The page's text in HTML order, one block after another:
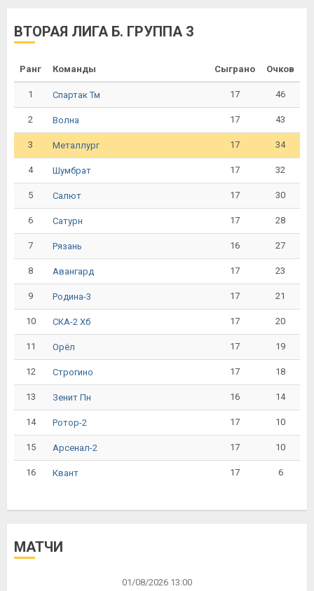
ВТОРАЯ ЛИГА Б. ГРУППА 3
Ранг Команды Сыграно Очков
1 Спартак Тм 17 46
2 Волна 17 43
3 Металлург 17 34
4 Шумбрат 17 32
5 Салют 17 30
6 Сатурн 17 28
7 Рязань 16 27
8 Авангард 17 23
9 Родина-3 17 21
10 СКА-2 Хб 17 20
11 Орёл 17 19
12 Строгино 17 18
13 Зенит Пн 16 14
14 Ротор-2 17 10
15 Арсенал-2 17 10
16 Квант 17 6
МАТЧИ
01/08/2026 13:00